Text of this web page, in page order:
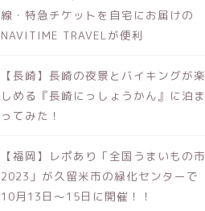
線・特急チケットを自宅にお届けの
NAVITIME TRAVELが便利
【長崎】長崎の夜景とバイキングが楽
しめる『長崎にっしょうかん』に泊ま
ってみた！
【福岡】レポあり「全国うまいもの市
2023」が久留米市の緑化センターで
10月13日～15日に開催！！